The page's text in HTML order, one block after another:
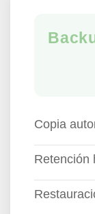
Copia
Retención